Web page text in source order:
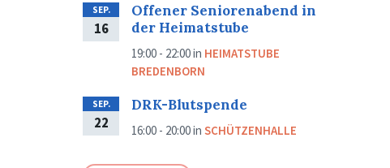
SEP.
16
Offener Seniorenabend in
der Heimatstube
19:00 - 22:00in HEIMATSTUBE
BREDENBORN
SEP.
22
DRK-Blutspende
16:00 - 20:00inSCHÜTZENHALLE